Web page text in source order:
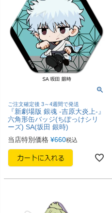
ご注文確定後 3～4週間で発送
『新劇場版 銀魂 -吉原大炎上-』
六角形缶バッジ(ちぽっけシリ
ーズ) SA(坂田 銀時)
当店特別価格 ¥660税込